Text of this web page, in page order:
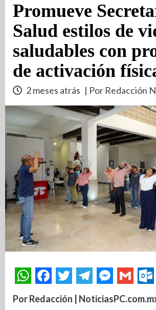
Promueve
Salud estilos de
saludables con
de activación
2 meses atrás | Por Redacción
Por Redacción | NoticiasPC.com.mx